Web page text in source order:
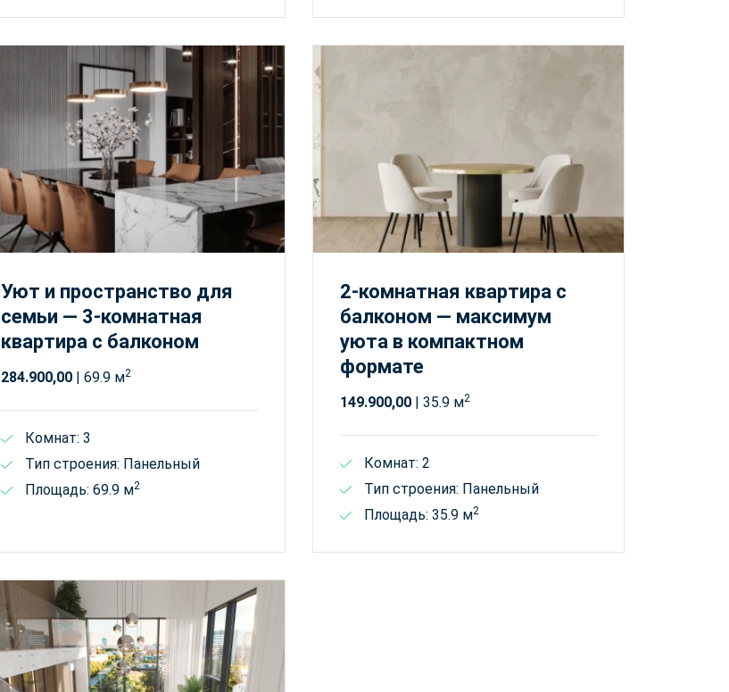
Уют и пространство для
семьи — 3-комнатная
квартира с балконом
284.900,00 | 69.9 м2
Комнат: 3
Тип строения: Панельный
Площадь: 69.9 м2
2-комнатная квартира с
балконом — максимум
уюта в компактном
формате
149.900,00 | 35.9 м2
Комнат: 2
Тип строения: Панельный
Площадь: 35.9 м2